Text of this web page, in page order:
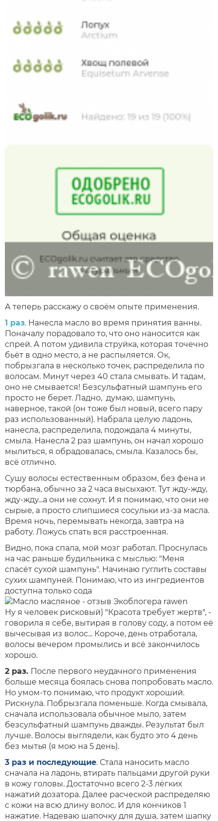
А теперь расскажу о своём опыте применения.
1 раз. Нанесла масло во время принятия ванны.
Поначалу порадовало то, что оно наносится как
спрей. А потом удивила струйка, которая точечно
бьёт в одно место, а не распыляется. Ок,
побрызгала в несколько точек, распределила по
волосам. Минут через 40 стала смывать. И тадам,
оно не смывается! Безсульфатный шампунь его
просто не берет. Ладно, думаю, шампунь,
наверное, такой (он тоже был новый, всего пару
раз использованный). Набрала целую ладонь,
нанесла, распределила, подождала 4 минуты,
смыла. Нанесла 2 раз шампунь, он начал хорошо
мылиться, я обрадовалась, смыла. Казалось бы,
всё отлично.
Сушу волосы естественным образом, без фена и
тюрбана, обычно за 2 часа высыхают. Тут жду-жду,
жду-жду...а они не сохнут. И я понимаю, что они не
сырые, а просто слипшиеся сосульки из-за масла.
Время ночь, перемывать некогда, завтра на
работу. Ложусь спать вся расстроенная.
Видно, пока спала, мой мозг работал. Проснулась
на час раньше будильника с мыслью: "Меня
спасёт сухой шампунь". Начинаю гуглить составы
сухих шампуней. Понимаю, что из ингредиентов
доступна только сода
Ну я человек рисковый) "Красота требует жертв", -
говорила я себе, вытирая в голову соду, а потом её
вычесывая из волос... Короче, день отработала,
волосы вечером промылись и всё закончилось
хорошо.
2 раз. После первого неудачного применения
больше месяца боялась снова попробовать масло.
Но умом-то понимаю, что продукт хороший.
Рискнула. Побрызгала поменьше. Когда смывала,
сначала использовала обычное мыло, затем
безсульфатный шампунь дважды. Результат был
лучше. Волосы выглядели, как будто это 4 день
без мытья (я мою на 5 день).
3 раз и последующие. Стала наносить масло
сначала на ладонь, втирать пальцами другой руки
в кожу головы. Достаточно всего 2-3 лёгких
нажатий дозатора. Далее расческой распределяю
с кожи на всю длину волос. И для кончиков 1
нажатие. Надеваю шапочку для душа, затем шапку